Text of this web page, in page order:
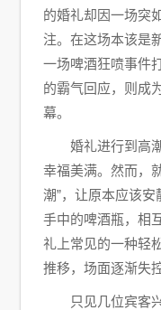
的婚礼却因一场突
注。在这场本该是
一场啤酒狂喷事件
的霸气回应，则成
幕。
婚礼进行到高
幸福美满。然而，
潮”，让原本应该
手中的啤酒瓶，相
礼上常见的一种轻
推移，场面逐渐失控
只见几位宾客